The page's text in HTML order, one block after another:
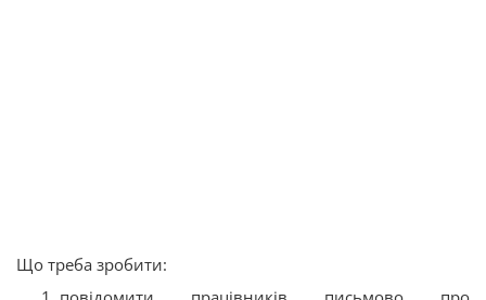
Що треба зробити: